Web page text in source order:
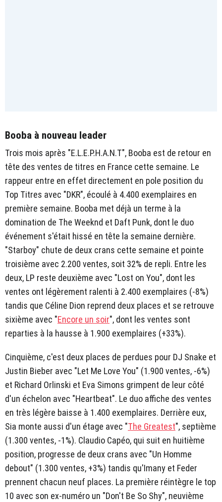
Booba à nouveau leader
Trois mois après "E.L.E.P.H.A.N.T", Booba est de retour en
tête des ventes de titres en France cette semaine. Le
rappeur entre en effet directement en pole position du
Top Titres avec "DKR", écoulé à 4.400 exemplaires en
première semaine. Booba met déjà un terme à la
domination de The Weeknd et Daft Punk, dont le duo
événement s'était hissé en tête la semaine dernière.
"Starboy" chute de deux crans cette semaine et pointe
troisième avec 2.200 ventes, soit 32% de repli. Entre les
deux, LP reste deuxième avec "Lost on You", dont les
ventes ont légèrement ralenti à 2.400 exemplaires (-8%)
tandis que Céline Dion reprend deux places et se retrouve
sixième avec "Encore un soir", dont les ventes sont
reparties à la hausse à 1.900 exemplaires (+33%).
Cinquième, c'est deux places de perdues pour DJ Snake et
Justin Bieber avec "Let Me Love You" (1.900 ventes, -6%)
et Richard Orlinski et Eva Simons grimpent de leur côté
d'un échelon avec "Heartbeat". Le duo affiche des ventes
en très légère baisse à 1.400 exemplaires. Derrière eux,
Sia monte aussi d'un étage avec "The Greatest", septième
(1.300 ventes, -1%). Claudio Capéo, qui suit en huitième
position, progresse de deux crans avec "Un Homme
debout" (1.300 ventes, +3%) tandis qu'Imany et Feder
prennent chacun neuf places. La première réintègre le top
10 avec son ex-numéro un "Don't Be So Shy", neuvième